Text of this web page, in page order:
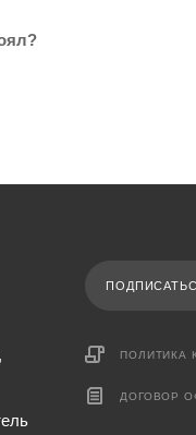
ПОЛИТИКА
ДОГОВОР